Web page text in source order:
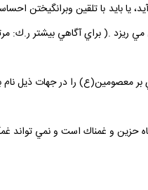
يا بايد با تلقين وبرانگيختن
مي ‏ريزد .( براي آگاهي بيشتر
معصومين(ع) را در جهات ذيل نام
حزين و غمناك است و نمي‏ تواند